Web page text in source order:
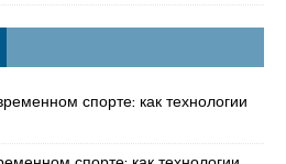
спорте: как технологии